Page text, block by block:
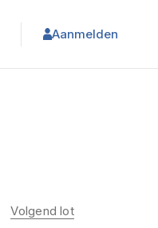
Aanmelden
Volgend lot